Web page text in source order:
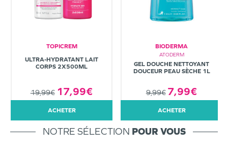
TOPICREM
ULTRA-HYDRATANT LAIT
CORPS 2X500ML
19,99€ 17,99€
ACHETER
BIODERMA
ATODERM
GEL DOUCHE NETTOYANT
DOUCEUR PEAU SÈCHE 1L
9,99€ 7,99€
ACHETER
NOTRE SÉLECTION POUR VOUS